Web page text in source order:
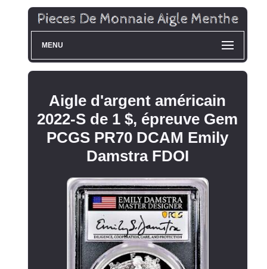
MENU
Aigle d'argent américain
2022-S de 1 $, épreuve Gem
PCGS PR70 DCAM Emily
Damstra FDOI